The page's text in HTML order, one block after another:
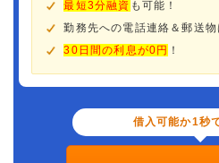
最短3分融資 も可能！
勤務先への電話連絡＆郵送物
30日間の利息が0円 ！
借入可能か1秒